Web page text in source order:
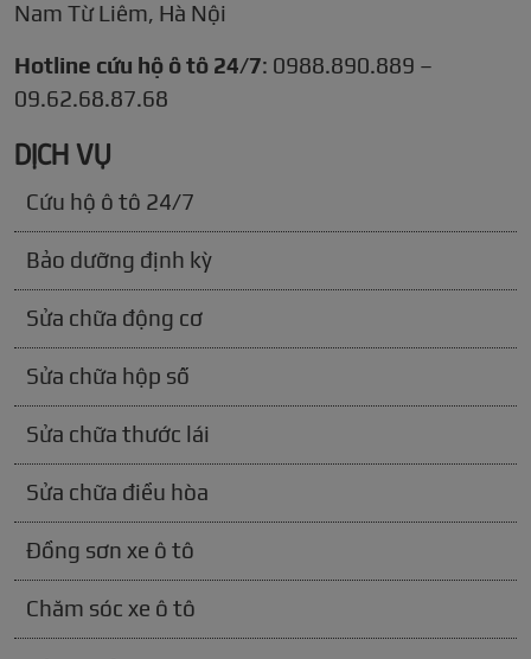
Nam Từ Liêm, Hà Nội
Hotline cứu hộ ô tô 24/7: 0988.890.889 –
09.62.68.87.68
DỊCH VỤ
Cứu hộ ô tô 24/7
Bảo dưỡng định kỳ
Sửa chữa động cơ
Sửa chữa hộp số
Sửa chữa thước lái
Sửa chữa điều hòa
Đồng sơn xe ô tô
Chăm sóc xe ô tô